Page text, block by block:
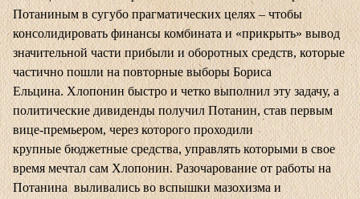
Потаниным в сугубо прагматических целях – чтобы
консолидировать финансы комбината и «прикрыть» вывод
значительной части прибыли и оборотных средств, которые
частично пошли на повторные выборы Бориса
Ельцина. Хлопонин быстро и четко выполнил эту задачу, а
политические дивиденды получил Потанин, став первым
вице-премьером, через которого проходили
крупные бюджетные средства, управлять которыми в свое
время мечтал сам Хлопонин. Разочарование от работы на
Потанина выливались во вспышки мазохизма и